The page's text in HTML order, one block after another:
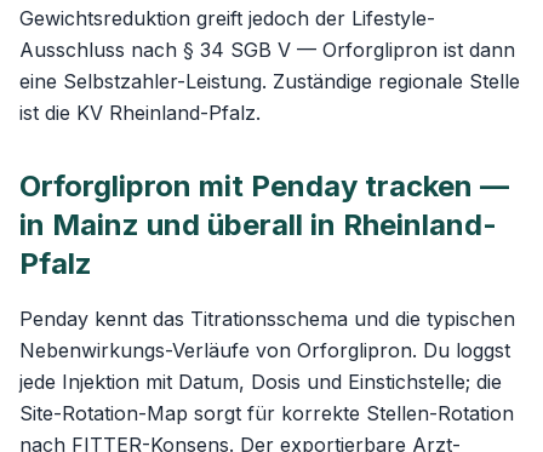
Gewichtsreduktion greift jedoch der Lifestyle-
Ausschluss nach § 34 SGB V — Orforglipron ist dann
eine Selbstzahler-Leistung. Zuständige regionale Stelle
ist die KV Rheinland-Pfalz.
Orforglipron mit Penday tracken —
in Mainz und überall in Rheinland-
Pfalz
Penday kennt das Titrationsschema und die typischen
Nebenwirkungs-Verläufe von Orforglipron. Du loggst
jede Injektion mit Datum, Dosis und Einstichstelle; die
Site-Rotation-Map sorgt für korrekte Stellen-Rotation
nach FITTER-Konsens. Der exportierbare Arzt-